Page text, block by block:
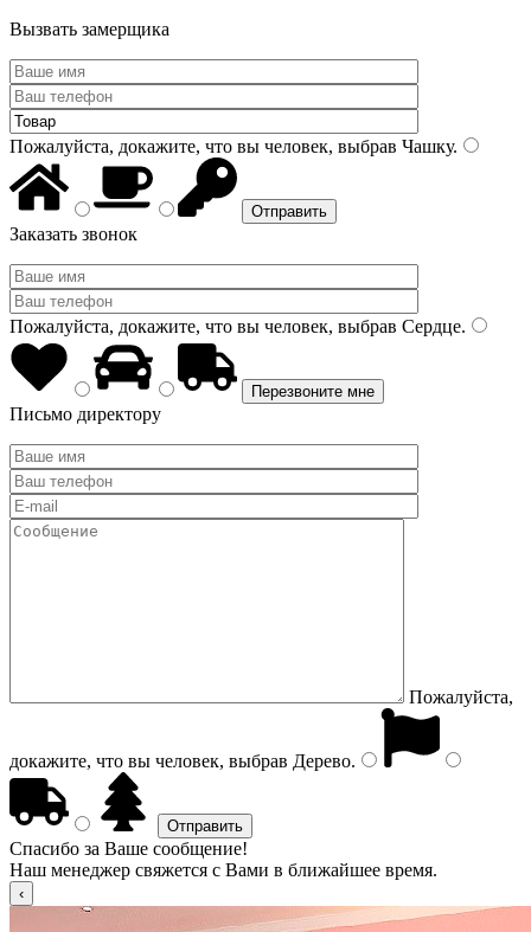
Вызвать замерщика
Пожалуйста, докажите, что вы человек, выбрав Чашку.
Заказать звонок
Пожалуйста, докажите, что вы человек, выбрав Сердце.
Письмо директору
Пожалуйста,
докажите, что вы человек, выбрав Дерево.
Спасибо за Ваше сообщение!
Наш менеджер свяжется с Вами в ближайшее время.